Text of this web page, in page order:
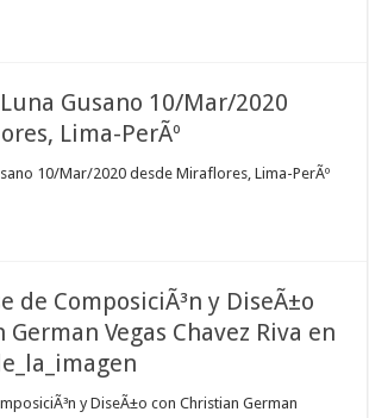
Gusano 10/Mar/2020
Lima-PerÃº
10/Mar/2020 desde Miraflores, Lima-PerÃº
de ComposiciÃ³n y DiseÃ±o
Vegas Chavez Riva en
y DiseÃ±o con Christian German